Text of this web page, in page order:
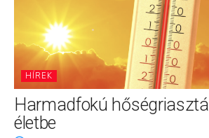
HÍREK
Harmadfokú
életbe